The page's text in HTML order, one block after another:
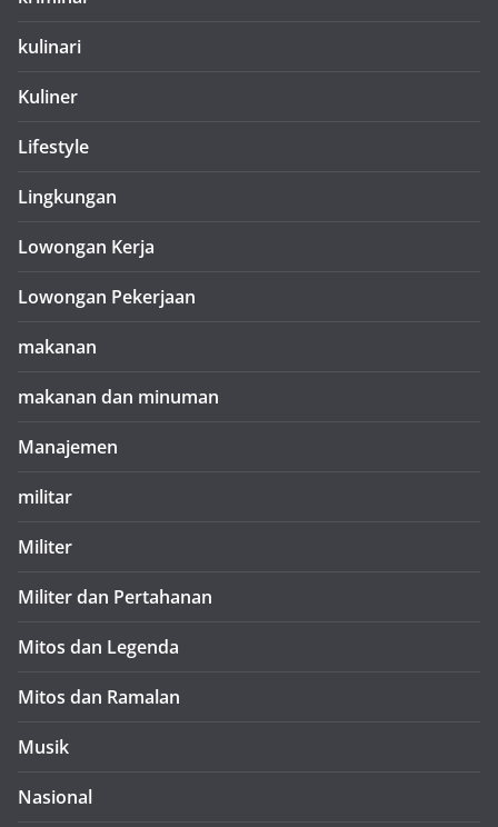
kulinari
Kuliner
Lifestyle
Lingkungan
Lowongan Kerja
Lowongan Pekerjaan
makanan
makanan dan minuman
Manajemen
militar
Militer
Militer dan Pertahanan
Mitos dan Legenda
Mitos dan Ramalan
Musik
Nasional